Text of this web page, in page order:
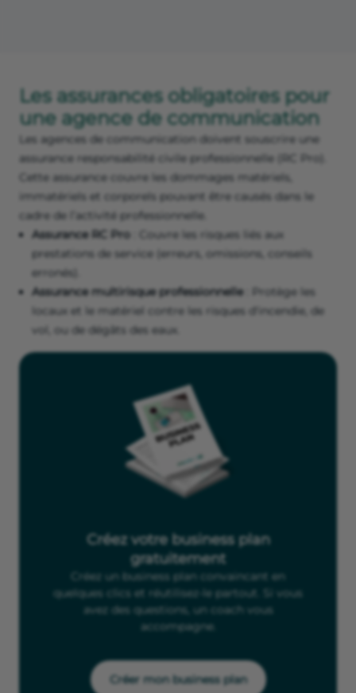
Les assurances obligatoires pour
une agence de communication
Les agences de communication doivent souscrire une
assurance responsabilité civile professionnelle (RC Pro).
Cette assurance couvre les dommages matériels,
immatériels et corporels pouvant être causés dans le
cadre de l’activité professionnelle.
Assurance RC Pro : Couvre les risques liés aux
prestations de service (erreurs, omissions, conseils
erronés).
Assurance multirisque professionnelle: Protège les
locaux et le matériel contre les risques d'incendie, de
vol, ou de dégâts des eaux.
Créez votre business plan
gratuitement
Créez un business plan convaincant en
quelques clics et réutilisez-le partout. Si vous
avez des questions, un coach vous
accompagne.
Créer mon business plan